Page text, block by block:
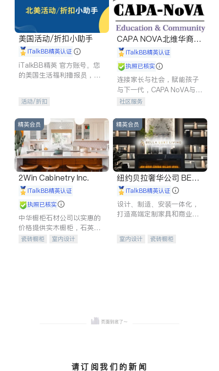
美国活动/折扣小助手
iTalkBB精英认证
iTalkBB精英 官方账号。您
的美国生活福利播报员，精
专属福利。
活动/折扣
CAPA NOVA北维华裔家
长会iTalkBB精英认证
执照已核实
连接家长与社会，赋能孩子
与下一代，CAPA NoVA与您
携手建设包容、公平、充满
社区服务
精英会员
2Win Cabinetry Inc.
iTalkBB精英认证
执照已核实
中华橱柜石材公司以实惠的
价格提供实木橱柜，石英石
台面，多种优质不锈钢水
瓷砖橱柜
室内设计
精英会员
纽约贝拉奢华公司 BELL
A LUXE
iTalkBB精英认证
设计、制造、安装一体化，
打造高端定制家具和商业空
室内设计
瓷砖橱柜
请订阅我们的新闻